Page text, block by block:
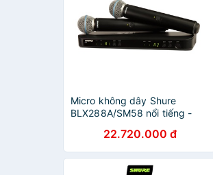
Micro không dây Shure
BLX288A/SM58 nổi tiếng -
chuyên dùng cho Karaoke,
biểu diễn chuyên nghiệp
22.720.000 đ